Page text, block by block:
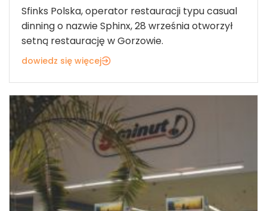
Sfinks Polska, operator restauracji typu casual
dinning o nazwie Sphinx, 28 września otworzył
setną restaurację w Gorzowie.
dowiedz się więcej